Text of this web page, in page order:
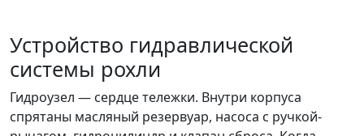
Устройство гидравлической
системы рохли
Гидроузел — сердце тележки. Внутри корпуса
спрятаны масляный резервуар, насоса с ручкой-